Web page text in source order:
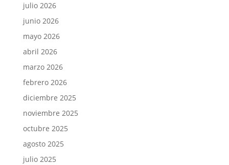
julio 2026
junio 2026
mayo 2026
abril 2026
marzo 2026
febrero 2026
diciembre 2025
noviembre 2025
octubre 2025
agosto 2025
julio 2025